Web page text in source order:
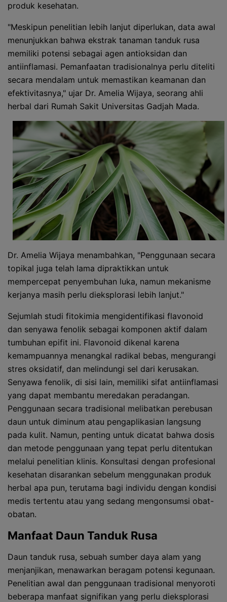
produk kesehatan.
"Meskipun penelitian lebih lanjut diperlukan, data awal
menunjukkan bahwa ekstrak tanaman tanduk rusa
memiliki potensi sebagai agen antioksidan dan
antiinflamasi. Pemanfaatan tradisionalnya perlu diteliti
secara mendalam untuk memastikan keamanan dan
efektivitasnya," ujar Dr. Amelia Wijaya, seorang ahli
herbal dari Rumah Sakit Universitas Gadjah Mada.
Dr. Amelia Wijaya menambahkan, "Penggunaan secara
topikal juga telah lama dipraktikkan untuk
mempercepat penyembuhan luka, namun mekanisme
kerjanya masih perlu dieksplorasi lebih lanjut."
Sejumlah studi fitokimia mengidentifikasi flavonoid
dan senyawa fenolik sebagai komponen aktif dalam
tumbuhan epifit ini. Flavonoid dikenal karena
kemampuannya menangkal radikal bebas, mengurangi
stres oksidatif, dan melindungi sel dari kerusakan.
Senyawa fenolik, di sisi lain, memiliki sifat antiinflamasi
yang dapat membantu meredakan peradangan.
Penggunaan secara tradisional melibatkan perebusan
daun untuk diminum atau pengaplikasian langsung
pada kulit. Namun, penting untuk dicatat bahwa dosis
dan metode penggunaan yang tepat perlu ditentukan
melalui penelitian klinis. Konsultasi dengan profesional
kesehatan disarankan sebelum menggunakan produk
herbal apa pun, terutama bagi individu dengan kondisi
medis tertentu atau yang sedang mengonsumsi obat-
obatan.
Manfaat Daun Tanduk Rusa
Daun tanduk rusa, sebuah sumber daya alam yang
menjanjikan, menawarkan beragam potensi kegunaan.
Penelitian awal dan penggunaan tradisional menyoroti
beberapa manfaat signifikan yang perlu dieksplorasi